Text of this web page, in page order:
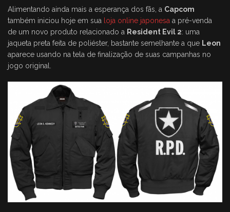
Alimentando ainda mais a esperança dos fãs, a Capcom
também iniciou hoje em sua loja online japonesa a pré-venda
de um novo produto relacionado a Resident Evil 2: uma
jaqueta preta feita de poliéster, bastante semelhante a que Leon
aparece usando na tela de finalização de suas campanhas no
jogo original.